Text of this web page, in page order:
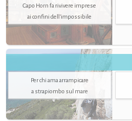
Capo Horn fa rivivere imprese
ai confini dell’impossibile
Per chi ama arrampicare
a strapiombo sul mare